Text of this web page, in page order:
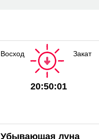
Восход Закат
20:50:01
Убывающая луна